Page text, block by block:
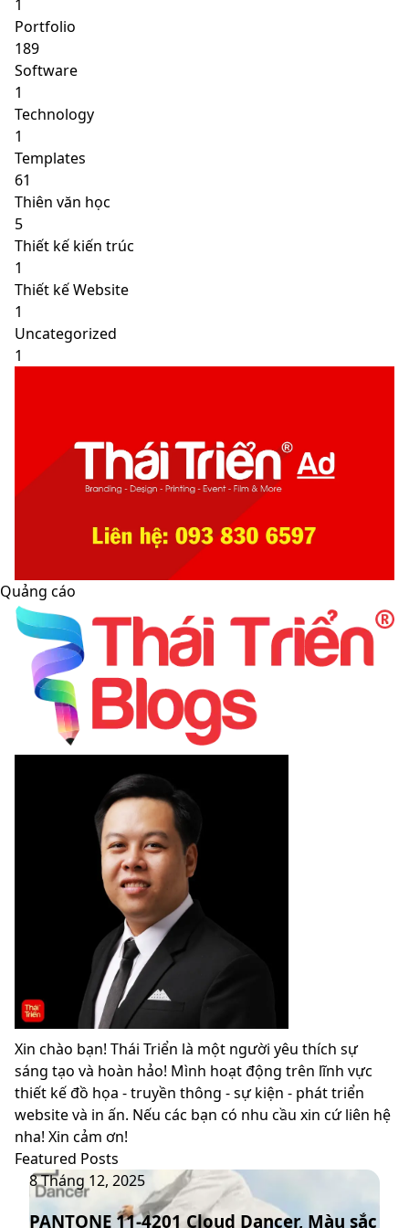
1
Portfolio
189
Software
1
Technology
1
Templates
61
Thiên văn học
5
Thiết kế kiến trúc
1
Thiết kế Website
1
Uncategorized
1
Quảng cáo
Xin chào bạn! Thái Triển là một người yêu thích sự
sáng tạo và hoàn hảo! Mình hoạt động trên lĩnh vực
thiết kế đồ họa - truyền thông - sự kiện - phát triển
website và in ấn. Nếu các bạn có nhu cầu xin cứ liên hệ
nha! Xin cảm ơn!
Featured Posts
PANTONE
11-
4201
8 Tháng 12, 2025
PANTONE 11-4201 Cloud Dancer, Màu sắc